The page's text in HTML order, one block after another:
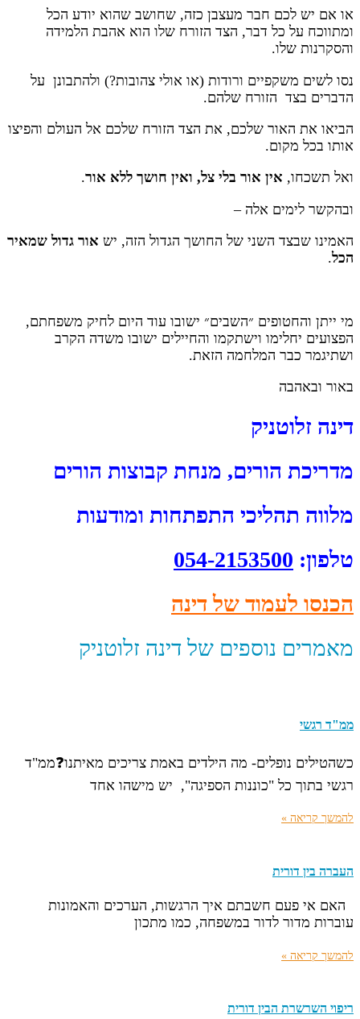
או אם יש לכם חבר מעצבן כזה, שחושב שהוא יודע הכל
ומתווכח על כל דבר, הצד הזורח שלו הוא אהבת הלמידה
והסקרנות שלו.
נסו לשים משקפיים ורודות (או אולי צהובות?) ולהתבונן על
הדברים בצד הזורח שלהם.
הביאו את האור שלכם, את הצד הזורח שלכם אל העולם והפיצו
אותו בכל מקום.
ואל תשכחו, אין אור בלי צל, ואין חושך ללא אור.
ובהקשר לימים אלה –
האמינו שבצד השני של החושך הגדול הזה, יש אור גדול שמאיר
הכל.
מי ייתן והחטופים ״השבים״ ישובו עוד היום לחיק משפחתם,
הפצועים יחלימו וישתקמו והחיילים ישובו משדה הקרב
ושתיגמר כבר המלחמה הזאת.
באור ובאהבה
דינה זלוטניק
מדריכת הורים, מנחת קבוצות הורים
מלווה תהליכי התפתחות ומודעות
טלפון: 054-2153500
הכנסו לעמוד של דינה
מאמרים נוספים של דינה זלוטניק
ממ"ד רגשי
כשהטילים נופלים- מה הילדים באמת צריכים מאיתנו❓ממ"ד
רגשי בתוך כל "כוננות הספיגה", יש מישהו אחד
להמשך קריאה »
העברה בין דורית
האם אי פעם חשבתם איך הרגשות, הערכים והאמונות
עוברות מדור לדור במשפחה, כמו מתכון
להמשך קריאה »
ריפוי השרשרת הבין דורית